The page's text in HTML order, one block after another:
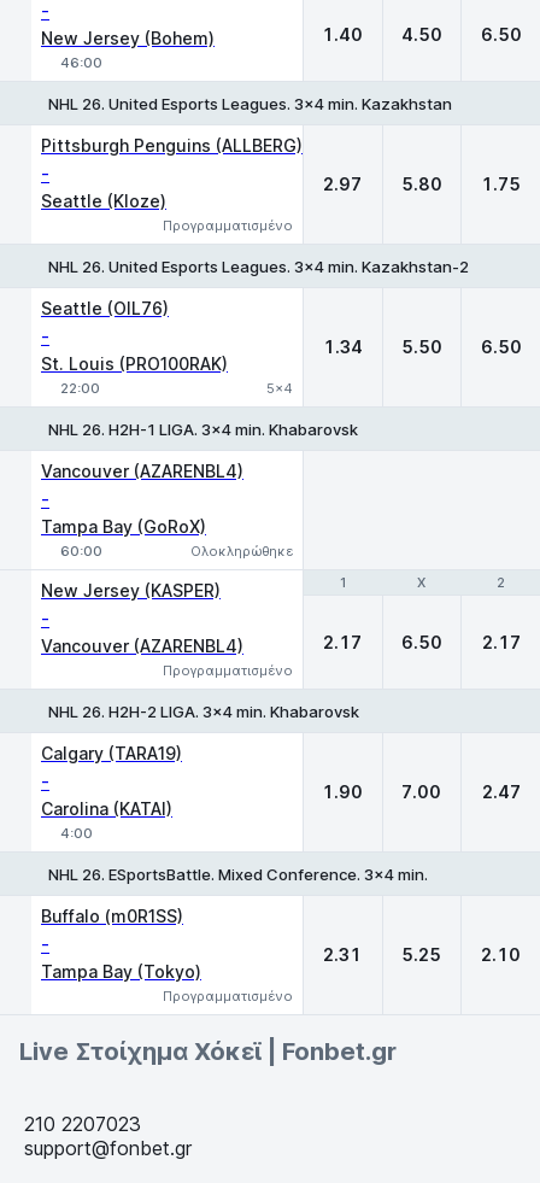
-
New Jersey (Bohem)
46:00
1.40 4.50 6.50
NHL 26. United Esports Leagues. 3x4 min. Kazakhstan
Pittsburgh Penguins (ALLBERG)
-
Seattle (Kloze)
Προγραμματισμένο
2.97 5.80 1.75
NHL 26. United Esports Leagues. 3x4 min. Kazakhstan-2
Seattle (OIL76)
-
St. Louis (PRO100RAK)
22:00 5x4
1.34 5.50 6.50
NHL 26. H2H-1 LIGA. 3x4 min. Khabarovsk
Vancouver (AZARENBL4)
-
Tampa Bay (GoRoX)
60:00
Ολοκληρώθηκε
1
X 2
New Jersey (KASPER)
-
Vancouver (AZARENBL4)
Προγραμματισμένο
1 X 2
2.17 6.50 2.17
NHL 26. H2H-2 LIGA. 3x4 min. Khabarovsk
Calgary (TARA19)
-
Carolina (KATAI)
4:00
1.90 7.00 2.47
NHL 26. ESportsBattle. Mixed Conference. 3x4 min.
Buffalo (m0R1SS)
-
Tampa Bay (Tokyo)
Προγραμματισμένο
2.31 5.25 2.10
Live Στοίχημα Χόκεϊ | Fonbet.gr
210 2207023
support@fonbet.gr